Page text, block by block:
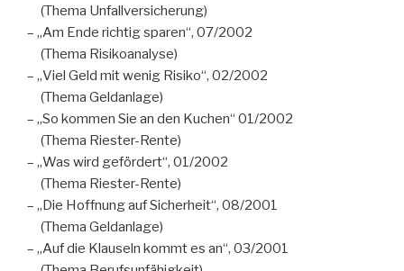
(Thema Unfallversicherung)
– „Am Ende richtig sparen“, 07/2002
(Thema Risikoanalyse)
– „Viel Geld mit wenig Risiko“, 02/2002
(Thema Geldanlage)
– „So kommen Sie an den Kuchen“ 01/2002
(Thema Riester-Rente)
– „Was wird gefördert“, 01/2002
(Thema Riester-Rente)
– „Die Hoffnung auf Sicherheit“, 08/2001
(Thema Geldanlage)
– „Auf die Klauseln kommt es an“, 03/2001